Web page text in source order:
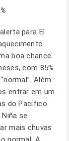
para El
boa chance
com 85%
Além
entrar em um
do Pacífico
se
mais chuvas